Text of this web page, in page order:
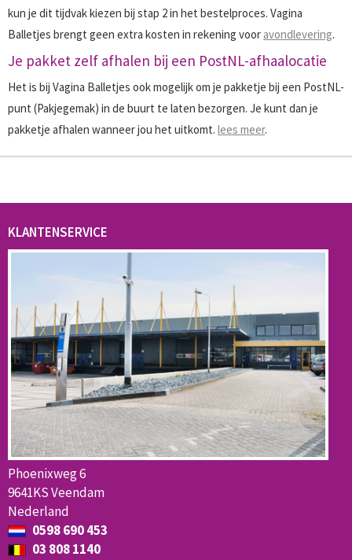
kun je dit tijdvak kiezen bij stap 2 in het bestelproces. Vagina
Balletjes brengt geen extra kosten in rekening voor avondlevering.
Je pakket zelf afhalen bij een PostNL-afhaalocatie
Het is bij Vagina Balletjes ook mogelijk om je pakketje bij een PostNL-
punt (Pakjegemak) in de buurt te laten bezorgen. Je kunt dan je
pakketje afhalen wanneer jou het uitkomt. lees meer.
KLANTENSERVICE
Phoenixweg 6
9641KS Veendam
Nederland
0598 690 453
03 808 1140